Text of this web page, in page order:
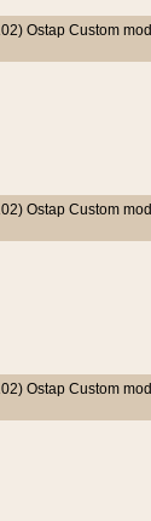
Ostap Custom mod
Ostap Custom mod
Ostap Custom mod